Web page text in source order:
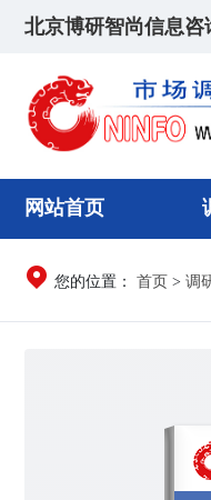
北京博研智尚信息
网站首页
您的位置： 首页 > 调